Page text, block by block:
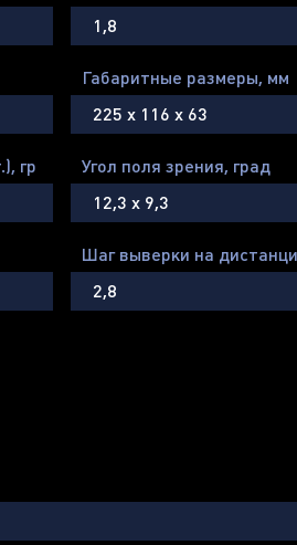
1,8
Габаритные размеры, мм
225 х 116 х 63
гр
Угол поля зрения, град
12,3 х 9,3
Шаг выверки на
2,8